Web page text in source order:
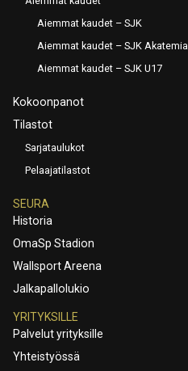
Aiemmat kaudet – SJK
Aiemmat kaudet – SJK Akatemia
Aiemmat kaudet – SJK U17
Kokoonpanot
Tilastot
Sarjataulukot
Pelaajatilastot
SEURA
Historia
OmaSp Stadion
Wallsport Areena
Jalkapallolukio
YRITYKSILLE
Palvelut yrityksille
Yhteistyössä